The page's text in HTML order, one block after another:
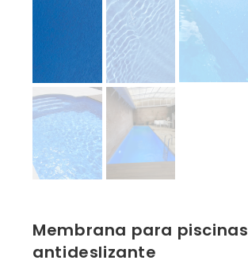
Membrana para piscinas
antideslizante